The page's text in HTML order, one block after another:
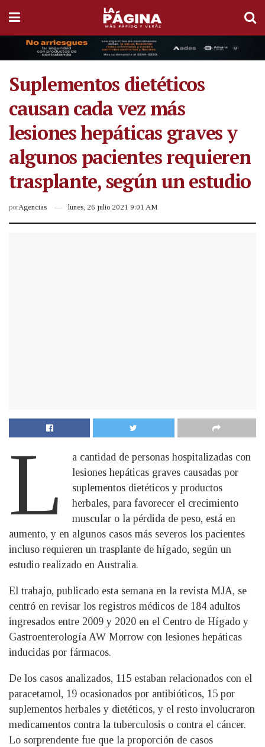
Suplementos dietéticos
causan cada vez más
lesiones hepáticas graves y
algunos pacientes requieren
trasplante, según un estudio
porAgencias lunes, 26 julio 2021 9:01 AM
L
a cantidad de personas hospitalizadas con
lesiones hepáticas graves causadas por
suplementos dietéticos y productos
herbales, para favorecer el crecimiento
muscular o la pérdida de peso, está en
aumento, y en algunos casos más severos los pacientes
incluso requieren un trasplante de hígado, según un
estudio realizado en Australia.
El trabajo, publicado esta semana en la revista MJA, se
centró en revisar los registros médicos de 184 adultos
ingresados entre 2009 y 2020 en el Centro de Hígado y
Gastroenterología AW Morrow con lesiones hepáticas
inducidas por fármacos.
De los casos analizados, 115 estaban relacionados con el
paracetamol, 19 ocasionados por antibióticos, 15 por
suplementos herbales y dietéticos, y el resto involucraron
medicamentos contra la tuberculosis o contra el cáncer.
Lo sorprendente fue que la proporción de casos